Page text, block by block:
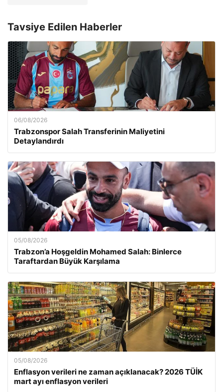
Tavsiye Edilen Haberler
06/08/2026
Trabzonspor Salah Transferinin Maliyetini
Detaylandırdı
05/08/2026
Trabzon’a Hoşgeldin Mohamed Salah: Binlerce
Taraftardan Büyük Karşılama
05/08/2026
Enflasyon verileri ne zaman açıklanacak? 2026 TÜİK
mart ayı enflasyon verileri